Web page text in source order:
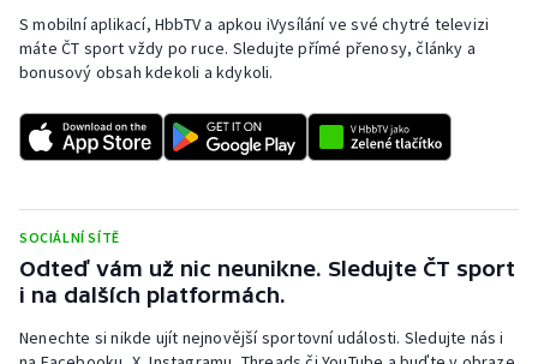
S mobilní aplikací, HbbTV a apkou iVysílání ve své chytré televizi
máte ČT sport vždy po ruce. Sledujte přímé přenosy, články a
bonusový obsah kdekoli a kdykoli.
SOCIÁLNÍ SÍTĚ
Odteď vám už nic neunikne. Sledujte ČT sport
i na dalších platformách.
Nenechte si nikde ujít nejnovější sportovní události. Sledujte nás i